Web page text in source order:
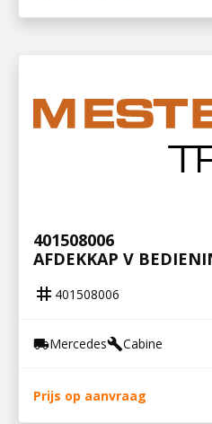
401508006
AFDEKKAP V
tag 401508006
local_shippingMercedesbuildCabine
Prijs op aanvraag